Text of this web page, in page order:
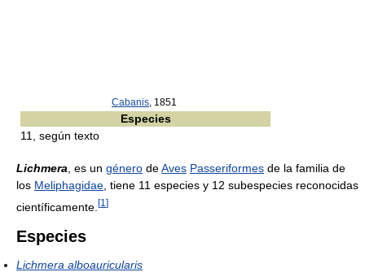
Cabanis , 1851
Especies
11, según texto
Lichmera , es un género deAves Passeriformes de la familia de
los Meliphagidae , tiene 11 especies y 12 subespecies reconocidas
científicamente. [1 ]
Especies
Lichmera alboauricularis